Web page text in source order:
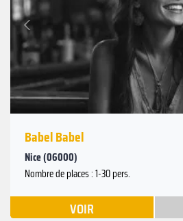
Précédent
Babel Babel
Nice (06000)
Nombre de places : 1-30 pers.
VOIR